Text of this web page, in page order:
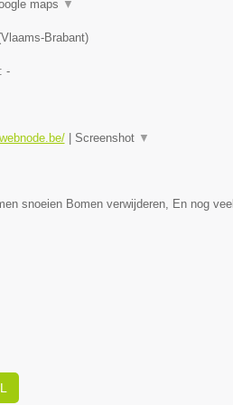
maps ▼
Vlaams-Brabant)
-
| Screenshot ▼
snoeien Bomen verwijderen, En nog veel